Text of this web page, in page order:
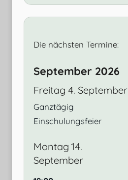
Die nächsten Termine:
September 2026
Freitag 4. September
Ganztägig
Einschulungsfeier
Montag 14.
September